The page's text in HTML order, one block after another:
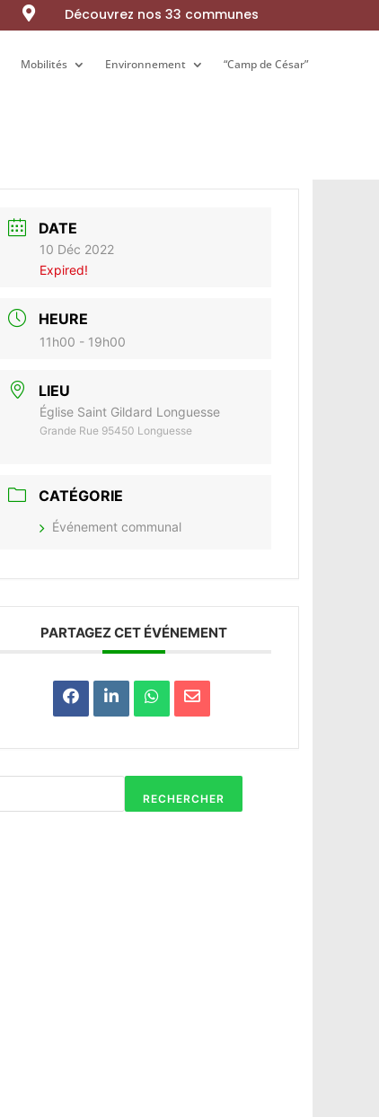
 Découvrez nos 33 communes
Mobilités Environnement “Camp de César”
Mobilités Environnement “Camp de César”
DATE
10 Déc 2022
Expired!
HEURE
11h00 - 19h00
LIEU
Église Saint Gildard Longuesse
Grande Rue 95450 Longuesse
CATÉGORIE
Événement communal
PARTAGEZ CET ÉVÉNEMENT
RECHERCHER